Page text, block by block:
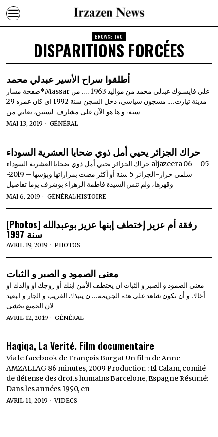
BROWSE TAG
DISPARITIONS FORCÉES
أطلقوا سراح الأسير عبدلي محمد
صفحة مسار*Massar على فايسبوك عبدلي محمد من مواليد 1963 …. من
مدينة تيارت…. مسجون سياسي، دخل السجن سنة 1992 اي كان عمره 29
سنة، و ها هو الآن على مشارف الستين، يعاني من
MAI 13, 2019 GÉNÉRAL
حراك الجزائر يحيي أمل ذوي ضحايا العشرية السوداء
حراك الجزائر يحيي أمل ذوي ضحايا العشرية السوداء aljazeera 06 – 05
-2019 – سلمى حراز-الجزائر 5 سنة أو أكثر مضت بمراراتها وبؤسها
وقهرها، ولم تنس السيدة فاطمة الزهراء بوشرف يوما تفاصيل
MAI 6, 2019 GÉNÉRAL·HISTOIRE
[Photos] رفقة أم عزيز إختطف إبنها عزيز بوعبدالله
سنة 1997
AVRIL 19, 2019 PHOTOS
معنى الصمود و الصبر و الثبات
معنى الصمود و الصبر و الثبات ان يختطف الأمن ابنك أو زوجك او والدك او
أخاك و أن تكون شاهد على هذه الجريمة…ان ينبذك القريب و الجار و البعيد
لان الجميع يخشى
AVRIL 12, 2019 GÉNÉRAL
Haqiqa, La Verité. Film documentaire
Via le facebook de François Burgat Un film de Anne
AMZALLAG 86 minutes, 2009 Production : El Calam, comité
de défense des droits humains Barcelone, Espagne Résumé:
Dans les années 1990, en
AVRIL 11, 2019 VIDEOS